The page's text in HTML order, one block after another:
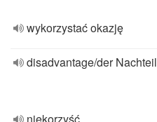
wykorzystać okazję
disadvantage/der Nachteil